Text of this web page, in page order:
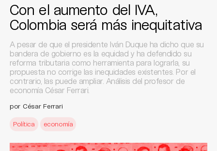
Con el aumento del IVA,
Colombia será más inequitativa
A pesar de que el presidente Iván Duque ha dicho que su
bandera de gobierno es la equidad y ha defendido su
reforma tributaria como herramienta para lograrla, su
propuesta no corrige las inequidades existentes. Por el
contrario, las puede ampliar. Análisis del profesor de
economía César Ferrari.
por César Ferrari
Política economía